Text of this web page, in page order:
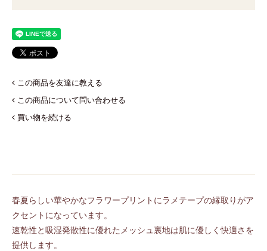
この商品を友達に教える
この商品について問い合わせる
買い物を続ける
春夏らしい華やかなフラワープリントにラメテープの縁取りがア
クセントになっています。
速乾性と吸湿発散性に優れたメッシュ裏地は肌に優しく快適さを
提供します。